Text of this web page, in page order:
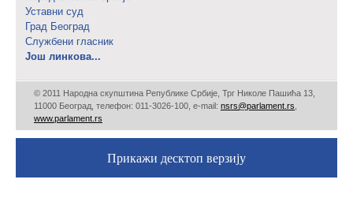
Уставни суд
Град Београд
Службени гласник
Још линкова...
© 2011 Народна скупштина Републике Србије, Трг Николе Пашића 13,
11000 Београд, телефон: 011-3026-100, е-mail: nsrs@parlament.rs
www.parlament.rs
Прикажи десктоп верзију